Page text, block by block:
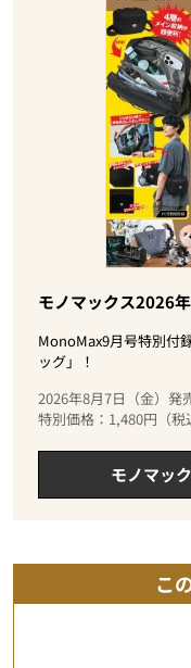
モノマックス2026
MonoMax9月号特別付
ッグ」！
2026年8月7日（金）発
特別価格：1,480円（税
モノマッ
こ